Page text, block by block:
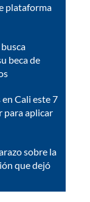
plataforma
beca de
Cali este 7
para aplicar
sobre la
que dejó